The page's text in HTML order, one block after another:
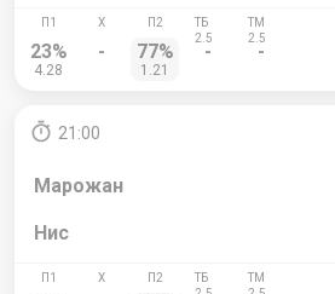
23%
4.28
- 77%
1.21
- -
21:00
Марожан
Нис